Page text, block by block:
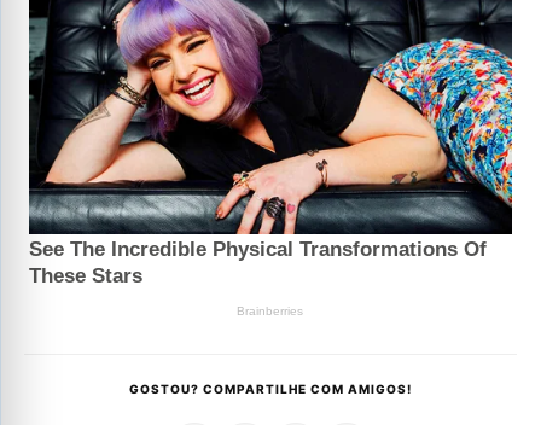
GOSTOU? COMPARTILHE COM AMIGOS!